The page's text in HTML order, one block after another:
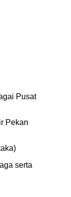
Pusat
Pekan
serta